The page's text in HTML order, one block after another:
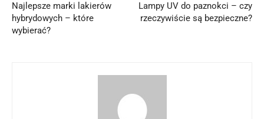
Najlepsze marki lakierów
hybrydowych – które
wybierać?
Lampy UV do paznokci – czy
rzeczywiście są bezpieczne?